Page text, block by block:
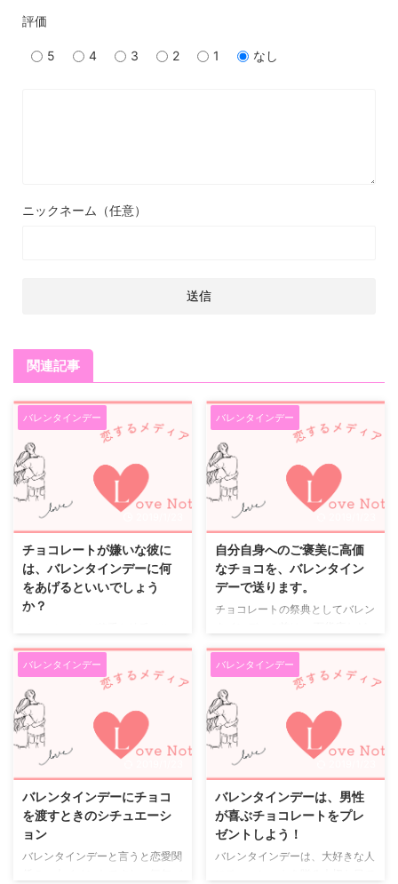
評価
5 4 3 2 1 なし
ニックネーム（任意）
関連記事
バレンタインデー
チョコレートが嫌いな彼に
は、バレンタインデーに何
をあげるといいでしょう
か？
ンタインデーがもうすぐだけど、
彼がチョコレートが嫌いだから、
困ってしまうという人もいるでし
ょう。 確かにバレンタインデー
に、自分で選んだり作ったりした
チョコレートをプレゼントするの
は楽しいものです。 でも肝心の
彼がチョコレート嫌いだと、その
でも大丈夫です。 バレンタイン
デーだからといって、必ずしもチ
ョコレートを贈る必要はありませ
ん。 好きなものをプレゼント チ
バレンタインデー
自分自身へのご褒美に高価
なチョコを、バレンタイン
デーで送ります。
チョコレートの祭典としてバレン
でとても盛り上がってきます。
世界的なチョコレートメーカーで
は、 バレンタインデーに合わせ
て特別なチョコレートを発売しま
すし、 普段日本では手に入らな
いメーカーや種類のチョコレート
なども この時期には販売されま
す。 チョコレートは女性たちに
と言っても過言ではなく、 味は
ともかく見た目にも多くの女性達
を惹きつける魅力があります。
実際にバレンタインデーの前の、
バレンタインデー
バレンタインデーにチョコ
を渡すときのシチュエーシ
ョン
バレンタインデーと言うと恋愛関
バレンタインデー
バレンタインデーは、男性
が喜ぶチョコレートをプレ
ゼントしよう！
バレンタインデーは、大好きな人